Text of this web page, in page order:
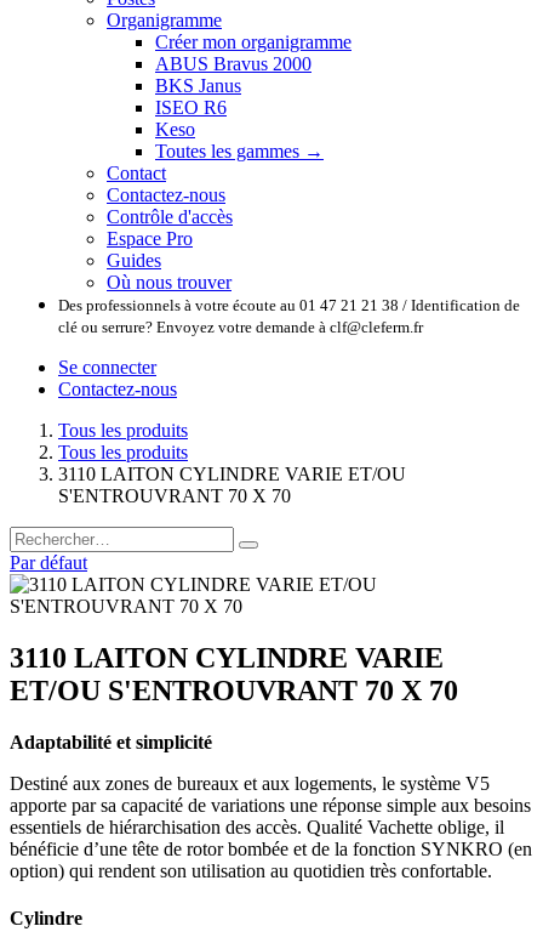
Organigramme
Créer mon organigramme
ABUS Bravus 2000
BKS Janus
ISEO R6
Keso
Toutes les gammes →
Contact
Contactez-nous
Contrôle d'accès
Espace Pro
Guides
Où nous trouver
Des professionnels à votre écoute au 01 47 21 21 38 / Identification de
clé ou serrure? Envoyez votre demande à clf@cleferm.fr
Se connecter
Contactez-nous
Tous les produits
Tous les produits
3110 LAITON CYLINDRE VARIE ET/OU
S'ENTROUVRANT 70 X 70
Par défaut
3110 LAITON CYLINDRE VARIE
ET/OU S'ENTROUVRANT 70 X 70
Adaptabilité et simplicité
Destiné aux zones de bureaux et aux logements, le système V5
apporte par sa capacité de variations une réponse simple aux besoins
essentiels de hiérarchisation des accès. Qualité Vachette oblige, il
bénéficie d’une tête de rotor bombée et de la fonction SYNKRO (en
option) qui rendent son utilisation au quotidien très confortable.
Cylindre